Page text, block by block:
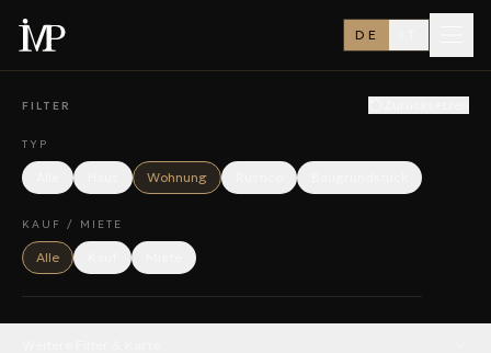
DE
FILTER
TYP
Wohnung
KAUF / MIETE
Alle